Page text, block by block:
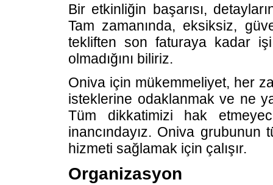
Bir etkinliğin başarısı,
Tam zamanında, eksiksiz,
tekliften son faturaya kadar
olmadığını biliriz.
Oniva için mükemmeliyet, her
isteklerine odaklanmak ve ne
Tüm dikkatimizi hak
inancındayız. Oniva
hizmeti sağlamak için çalışır.
Organizasyon